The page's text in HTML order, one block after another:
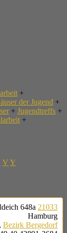
+
der Jugend +
+ Jugendtreffs +
+
V Y
648a 21033
Hamburg
Bezirk Bergedorf